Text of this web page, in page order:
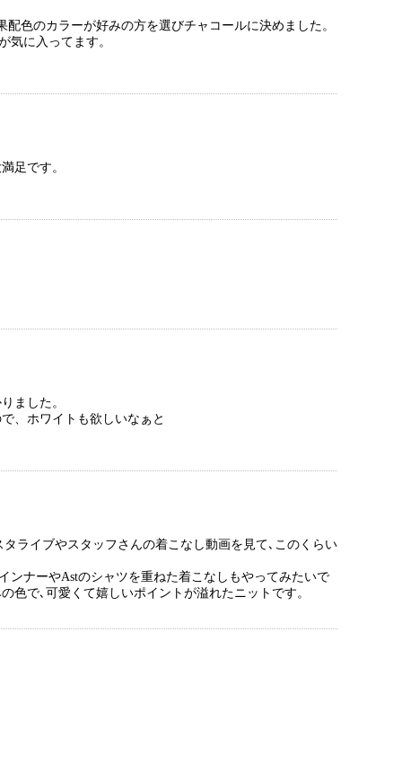
色のカラーが好みの方を選びチャコールに決めました。
気に入ってます。
足です。
ました。
、ホワイトも欲しいなぁと
ライブやスタッフさんの着こなし動画を見て､このくらい
ンナーやAstのシャツを重ねた着こなしもやってみたいで
色で､可愛くて嬉しいポイントが溢れたニットです。